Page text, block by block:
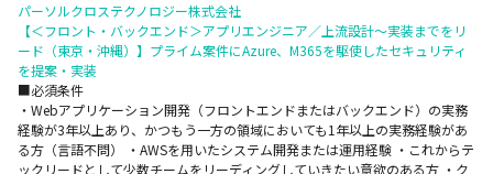
パーソルクロステクノロジー株式会社
【＜フロント・バックエンド＞アプリエンジニア／上流設計～実装までをリ
ード（東京・沖縄）】プライム案件にAzure、M365を駆使したセキュリティ
を提案・実装
■必須条件
・Webアプリケーション開発（フロントエンドまたはバックエンド）の実務
経験が3年以上あり、かつもう一方の領域においても1年以上の実務経験があ
る方（言語不問） ・AWSを用いたシステム開発または運用経験 ・これからテ
ックリードとして少数チームをリーディングしていきたい意欲のある方 ・ク